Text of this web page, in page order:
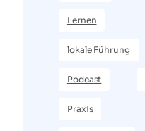
Lernen
lokale Führung
Podcast
Praxis